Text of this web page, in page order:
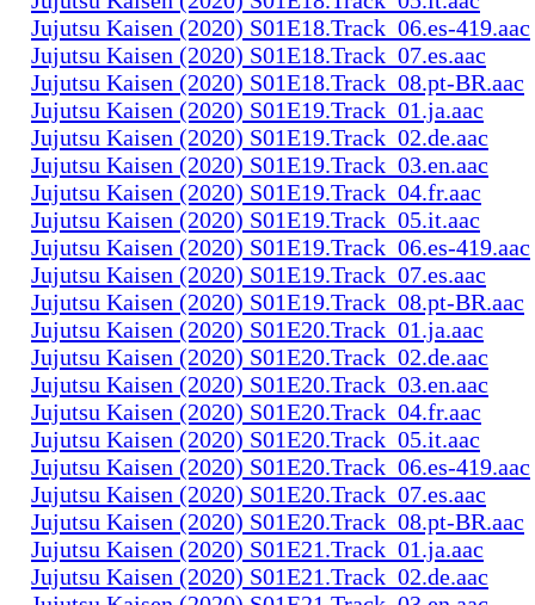
Jujutsu Kaisen (2020) S01E18.Track_06.es-419.aac
Jujutsu Kaisen (2020) S01E18.Track_07.es.aac
Jujutsu Kaisen (2020) S01E18.Track_08.pt-BR.aac
Jujutsu Kaisen (2020) S01E19.Track_01.ja.aac
Jujutsu Kaisen (2020) S01E19.Track_02.de.aac
Jujutsu Kaisen (2020) S01E19.Track_03.en.aac
Jujutsu Kaisen (2020) S01E19.Track_04.fr.aac
Jujutsu Kaisen (2020) S01E19.Track_05.it.aac
Jujutsu Kaisen (2020) S01E19.Track_06.es-419.aac
Jujutsu Kaisen (2020) S01E19.Track_07.es.aac
Jujutsu Kaisen (2020) S01E19.Track_08.pt-BR.aac
Jujutsu Kaisen (2020) S01E20.Track_01.ja.aac
Jujutsu Kaisen (2020) S01E20.Track_02.de.aac
Jujutsu Kaisen (2020) S01E20.Track_03.en.aac
Jujutsu Kaisen (2020) S01E20.Track_04.fr.aac
Jujutsu Kaisen (2020) S01E20.Track_05.it.aac
Jujutsu Kaisen (2020) S01E20.Track_06.es-419.aac
Jujutsu Kaisen (2020) S01E20.Track_07.es.aac
Jujutsu Kaisen (2020) S01E20.Track_08.pt-BR.aac
Jujutsu Kaisen (2020) S01E21.Track_01.ja.aac
Jujutsu Kaisen (2020) S01E21.Track_02.de.aac